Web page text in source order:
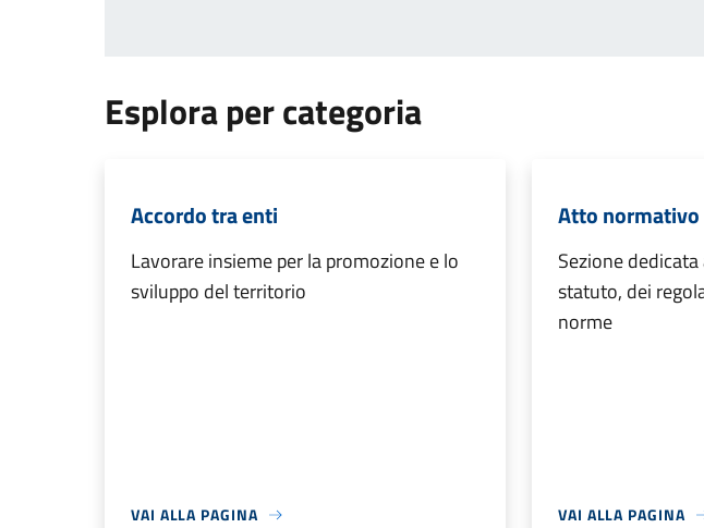
Esplora per categoria
Accordo tra enti
Lavorare insieme per la promozione e lo
sviluppo del territorio
VAI ALLA PAGINA
Atto normativo
Sezione
statuto, dei
norme
VAI ALLA PAGINA